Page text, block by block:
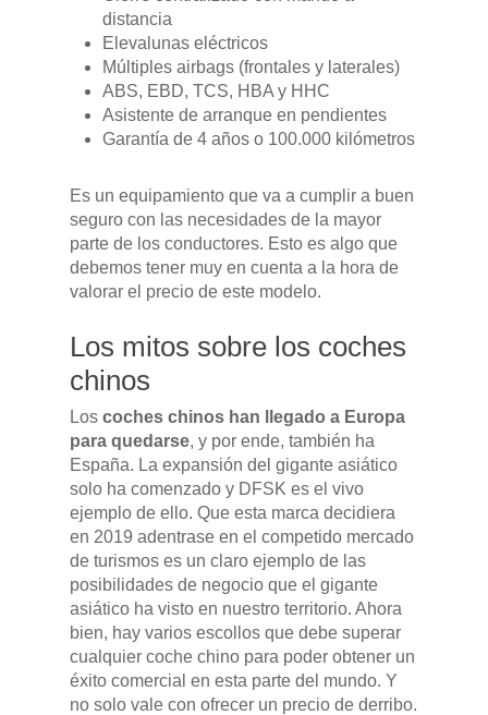
distancia
Elevalunas eléctricos
Múltiples airbags (frontales y laterales)
ABS, EBD, TCS, HBA y HHC
Asistente de arranque en pendientes
Garantía de 4 años o 100.000 kilómetros
Es un equipamiento que va a cumplir a buen
seguro con las necesidades de la mayor
parte de los conductores. Esto es algo que
debemos tener muy en cuenta a la hora de
valorar el precio de este modelo.
Los mitos sobre los coches
chinos
Los coches chinos han llegado a Europa
para quedarse, y por ende, también ha
España. La expansión del gigante asiático
solo ha comenzado y DFSK es el vivo
ejemplo de ello. Que esta marca decidiera
en 2019 adentrase en el competido mercado
de turismos es un claro ejemplo de las
posibilidades de negocio que el gigante
asiático ha visto en nuestro territorio. Ahora
bien, hay varios escollos que debe superar
cualquier coche chino para poder obtener un
éxito comercial en esta parte del mundo. Y
no solo vale con ofrecer un precio de derribo.
Garantías
Mantenimiento
Manuales y catálogos
Accesorios
BLOG
CONTACTO